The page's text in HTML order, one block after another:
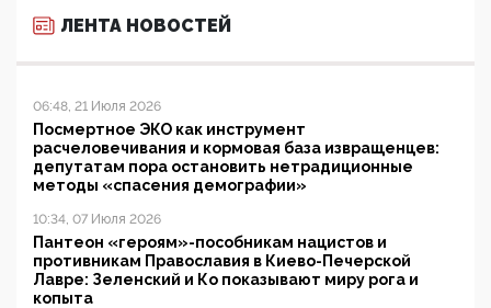
ЛЕНТА НОВОСТЕЙ
06:48, 21 Июля 2026
Посмертное ЭКО как инструмент
расчеловечивания и кормовая база извращенцев:
депутатам пора остановить нетрадиционные
методы «спасения демографии»
10:34, 07 Июля 2026
Пантеон «героям»-пособникам нацистов и
противникам Православия в Киево-Печерской
Лавре: Зеленский и Ко показывают миру рога и
копыта